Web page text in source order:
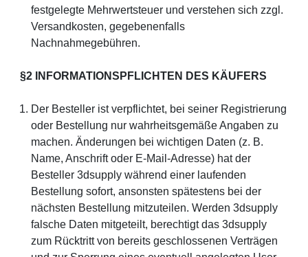
festgelegte Mehrwertsteuer und verstehen sich zzgl.
Versandkosten, gegebenenfalls
Nachnahmegebühren.
§2 INFORMATIONSPFLICHTEN DES KÄUFERS
Der Besteller ist verpflichtet, bei seiner Registrierung
oder Bestellung nur wahrheitsgemäße Angaben zu
machen. Änderungen bei wichtigen Daten (z. B.
Name, Anschrift oder E-Mail-Adresse) hat der
Besteller 3dsupply während einer laufenden
Bestellung sofort, ansonsten spätestens bei der
nächsten Bestellung mitzuteilen. Werden 3dsupply
falsche Daten mitgeteilt, berechtigt das 3dsupply
zum Rücktritt von bereits geschlossenen Verträgen